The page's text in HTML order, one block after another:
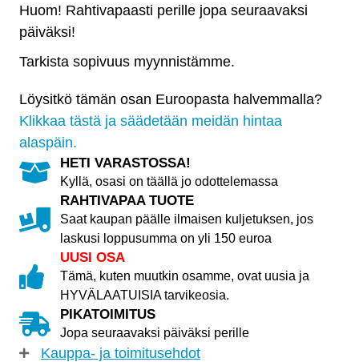
MX-
6
92-,
6
92-
määrä
Huom! Rahtivapaasti perille jopa seuraavaksi
päiväksi!
Tarkista sopivuus myynnistämme.
Löysitkö tämän osan Euroopasta halvemmalla?
Klikkaa tästä ja säädetään meidän hintaa
alaspäin.
HETI VARASTOSSA!
Kyllä, osasi on täällä jo odottelemassa
RAHTIVAPAA TUOTE
Saat kaupan päälle ilmaisen kuljetuksen, jos
laskusi loppusumma on yli 150 euroa
UUSI OSA
Tämä, kuten muutkin osamme, ovat uusia ja
HYVÄLAATUISIA tarvikeosia.
PIKATOIMITUS
Jopa seuraavaksi päiväksi perille
Kauppa- ja toimitusehdot